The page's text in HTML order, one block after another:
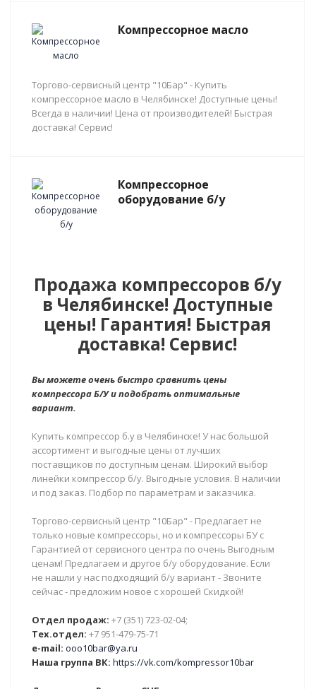
Компрессорное масло
Торгово-сервисный центр "10Бар" - Купить
компрессорное масло в Челябинске! Доступные цены!
Всегда в наличии! Цена от производителей! Быстрая
доставка! Сервис!
Компрессорное
оборудование б/у
Продажа компрессоров б/у
в Челябинске! Доступные
цены! Гарантия! Быстрая
доставка! Сервис!
Вы можете очень быстро сравнить цены
компрессора Б/У и подобрать оптимальные
вариант.
Купить компрессор б.у в Челябинске! У нас большой
ассортимент и выгодные цены от лучших
поставщиков по доступным ценам. Широкий выбор
линейки компрессор б/у. Выгодные условия. В наличии
и под заказ. Подбор по параметрам и заказчика.
Торгово-сервисный центр "10Бар" - Предлагает не
только новые компрессоры, но и компрессоры БУ с
Гарантией от сервисного центра по очень Выгодным
ценам! Предлагаем и другое б/у оборудование. Если
не нашли у нас подходящий б/у вариант - Звоните
сейчас - предложим новое с хорошей Скидкой!
Отдел продаж: +7 (351) 723-02-04;
Тех.отдел: +7 951-479-75-71
e-mail: ooo10bar@ya.ru
Наша группа ВК: https://vk.com/kompressor10bar